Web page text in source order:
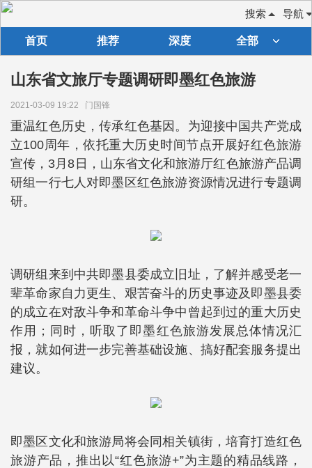
导航
搜索
首页 推荐 深度 全部
山东省文旅厅专题调研即墨红色旅游
2021-03-09 19:22 门国锋
重温红色历史，传承红色基因。为迎接中国共产党成
立100周年，依托重大历史时间节点开展好红色旅游
宣传，3月8日，山东省文化和旅游厅红色旅游产品调
研组一行七人对即墨区红色旅游资源情况进行专题调
研。
调研组来到中共即墨县委成立旧址，了解并感受老一
辈革命家自力更生、艰苦奋斗的历史事迹及即墨县委
的成立在对敌斗争和革命斗争中曾起到过的重大历史
作用；同时，听取了即墨红色旅游发展总体情况汇
报，就如何进一步完善基础设施、搞好配套服务提出
建议。
即墨区文化和旅游局将会同相关镇街，培育打造红色
旅游产品，推出以“红色旅游+”为主题的精品线路，